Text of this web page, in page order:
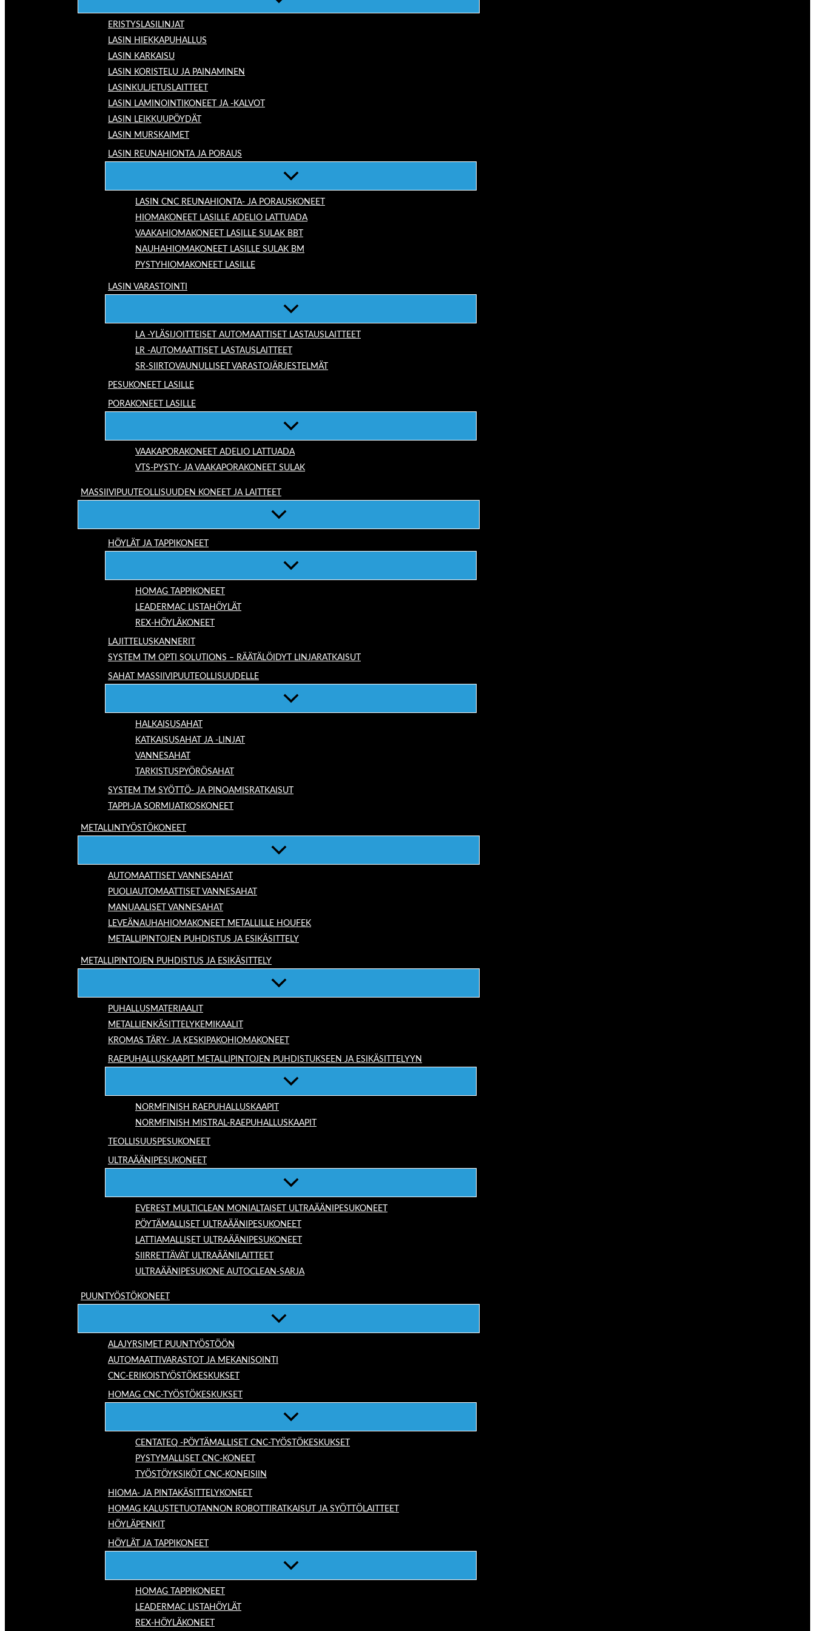
ERISTYSLASILINJAT
LASIN HIEKKAPUHALLUS
LASIN KARKAISU
LASIN KORISTELU JA PAINAMINEN
LASINKULJETUSLAITTEET
LASIN LAMINOINTIKONEET JA -KALVOT
LASIN LEIKKUUPÖYDÄT
LASIN MURSKAIMET
LASIN REUNAHIONTA JA PORAUS
LASIN CNC REUNAHIONTA- JA PORAUSKONEET
HIOMAKONEET LASILLE ADELIO LATTUADA
VAAKAHIOMAKONEET LASILLE SULAK BBT
NAUHAHIOMAKONEET LASILLE SULAK BM
PYSTYHIOMAKONEET LASILLE
LASIN VARASTOINTI
LA -YLÄSIJOITTEISET AUTOMAATTISET LASTAUSLAITTEET
LR -AUTOMAATTISET LASTAUSLAITTEET
SR-SIIRTOVAUNULLISET VARASTOJÄRJESTELMÄT
PESUKONEET LASILLE
PORAKONEET LASILLE
VAAKAPORAKONEET ADELIO LATTUADA
VTS-PYSTY- JA VAAKAPORAKONEET SULAK
MASSIIVIPUUTEOLLISUUDEN KONEET JA LAITTEET
HÖYLÄT JA TAPPIKONEET
HOMAG TAPPIKONEET
LEADERMAC LISTAHÖYLÄT
REX-HÖYLÄKONEET
LAJITTELUSKANNERIT
SYSTEM TM OPTI SOLUTIONS – RÄÄTÄLÖIDYT LINJARATKAISUT
SAHAT MASSIIVIPUUTEOLLISUUDELLE
HALKAISUSAHAT
KATKAISUSAHAT JA -LINJAT
VANNESAHAT
TARKISTUSPYÖRÖSAHAT
SYSTEM TM SYÖTTÖ- JA PINOAMISRATKAISUT
TAPPI-JA SORMIJATKOSKONEET
METALLINTYÖSTÖKONEET
AUTOMAATTISET VANNESAHAT
PUOLIAUTOMAATTISET VANNESAHAT
MANUAALISET VANNESAHAT
LEVEÄNAUHAHIOMAKONEET METALLILLE HOUFEK
METALLIPINTOJEN PUHDISTUS JA ESIKÄSITTELY
METALLIPINTOJEN PUHDISTUS JA ESIKÄSITTELY
PUHALLUSMATERIAALIT
METALLIENKÄSITTELYKEMIKAALIT
KROMAS TÄRY- JA KESKIPAKOHIOMAKONEET
RAEPUHALLUSKAAPIT METALLIPINTOJEN PUHDISTUKSEEN JA ESIKÄSITTELYYN
NORMFINISH RAEPUHALLUSKAAPIT
NORMFINISH MISTRAL-RAEPUHALLUSKAAPIT
TEOLLISUUSPESUKONEET
ULTRAÄÄNIPESUKONEET
EVEREST MULTICLEAN MONIALTAISET ULTRAÄÄNIPESUKONEET
PÖYTÄMALLISET ULTRAÄÄNIPESUKONEET
LATTIAMALLISET ULTRAÄÄNIPESUKONEET
SIIRRETTÄVÄT ULTRAÄÄNILAITTEET
ULTRAÄÄNIPESUKONE AUTOCLEAN-SARJA
PUUNTYÖSTÖKONEET
ALAJYRSIMET PUUNTYÖSTÖÖN
AUTOMAATTIVARASTOT JA MEKANISOINTI
CNC-ERIKOISTYÖSTÖKESKUKSET
HOMAG CNC-TYÖSTÖKESKUKSET
CENTATEQ -PÖYTÄMALLISET CNC-TYÖSTÖKESKUKSET
PYSTYMALLISET CNC-KONEET
TYÖSTÖYKSIKÖT CNC-KONEISIIN
HIOMA- JA PINTAKÄSITTELYKONEET
HOMAG KALUSTETUOTANNON ROBOTTIRATKAISUT JA SYÖTTÖLAITTEET
HÖYLÄPENKIT
HÖYLÄT JA TAPPIKONEET
HOMAG TAPPIKONEET
LEADERMAC LISTAHÖYLÄT
REX-HÖYLÄKONEET